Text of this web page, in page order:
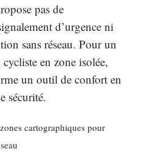
pas de
d’urgence ni
sans réseau. Pour un
en zone isolée,
un outil de confort en
sécurité.
cartographiques pour